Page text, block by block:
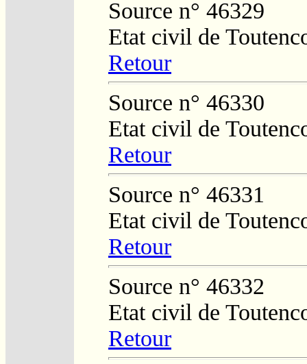
Source n° 46329
Etat civil de
Retour
Source n° 46330
Etat civil de
Retour
Source n° 46331
Etat civil de
Retour
Source n° 46332
Etat civil de
Retour